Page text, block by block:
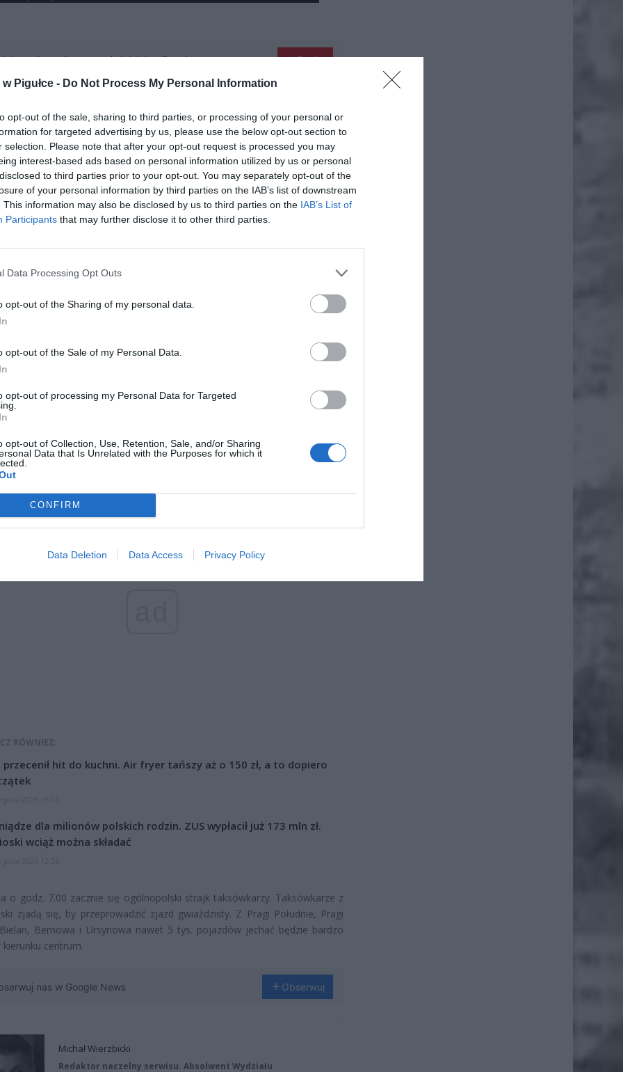
Pigułce - Do Not Process My Personal Information
opt-out of the sale, sharing to third parties, or processing of your personal or
for targeted advertising by us, please use the below opt-out section to
selection. Please note that after your opt-out request is processed you may
interest-based ads based on personal information utilized by us or personal
to third parties prior to your opt-out. You may separately opt-out of the
of your personal information by third parties on the IAB’s list of downstream
This information may also be disclosed by us to third parties on the IAB’s List of
Participants that may further disclose it to other third parties.
Data Processing Opt Outs
opt-out of the Sharing of my personal data.
opt-out of the Sale of my Personal Data.
opt-out of processing my Personal Data for Targeted
opt-out of Collection, Use, Retention, Sale, and/or Sharing
Data that Is Unrelated with the Purposes for which it
CONFIRM
Data Deletion Data Access Privacy Policy
nas do preferowanych źródeł w Google Dodaj
Fot. Taryfa24
już wszystkie możliwości. Były pisma, były prośby, teraz czas na protest”
znajomy taksówkarz. Dodaje, że chodzi o zwrócenie uwagi rządu na
nielegalnego przewozu osób. Zdaniem protestujących obecne działania
niewystarczające. Od czwartku, 1 czerwca taksówkarze, którzy popierają
RÓWNIEŻ:
przecenił hit do kuchni. Air fryer tańszy aż o 150 zł, a to dopiero
dla milionów polskich rodzin. ZUS wypłacił już 173 mln zł.
wciąż można składać
o godz. 7.00 zacznie się ogólnopolski strajk taksówkarzy. Taksówkarze z
zjadą się, by przeprowadzić zjazd gwiaździsty. Z Pragi Południe, Pragi
Bielan, Bemowa i Ursynowa nawet 5 tys. pojazdów jechać będzie bardzo
centrum.
nas w Google News Obserwuj
Michał Wierzbicki
Redaktor naczelny serwisu. Absolwent Wydziału